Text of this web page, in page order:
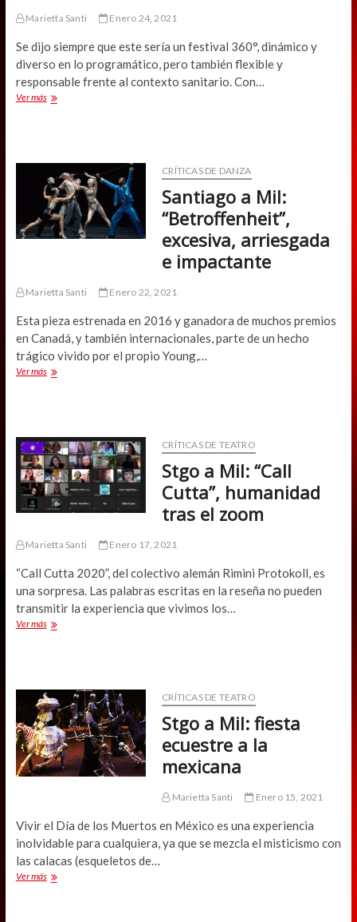
Marietta Santi Enero 24, 2021
Se dijo siempre que este sería un festival 360°, dinámico y
diverso en lo programático, pero también flexible y
responsable frente al contexto sanitario. Con…
Ver másSantiago
el
5
de
febrero
CRÍTICAS DE DANZA
Santiago a Mil:
“Betroffenheit”,
excesiva, arriesgada
e impactante
Marietta Santi Enero 22, 2021
Esta pieza estrenada en 2016 y ganadora de muchos premios
en Canadá, y también internacionales, parte de un hecho
trágico vivido por el propio Young,…
Ver másSantiago
arriesgada
e
impactante
CRÍTICAS DE TEATRO
Stgo a Mil: “Call
Cutta”, humanidad
tras el zoom
Marietta Santi Enero 17, 2021
“Call Cutta 2020”, del colectivo alemán Rimini Protokoll, es
una sorpresa. Las palabras escritas en la reseña no pueden
transmitir la experiencia que vivimos los…
Ver másStgo
humanidad
tras
el
zoom
CRÍTICAS DE TEATRO
Stgo a Mil: fiesta
ecuestre a la
mexicana
Marietta Santi Enero 15, 2021
Vivir el Día de los Muertos en México es una experiencia
inolvidable para cualquiera, ya que se mezcla el misticismo con
las calacas (esqueletos de…
Ver másStgo